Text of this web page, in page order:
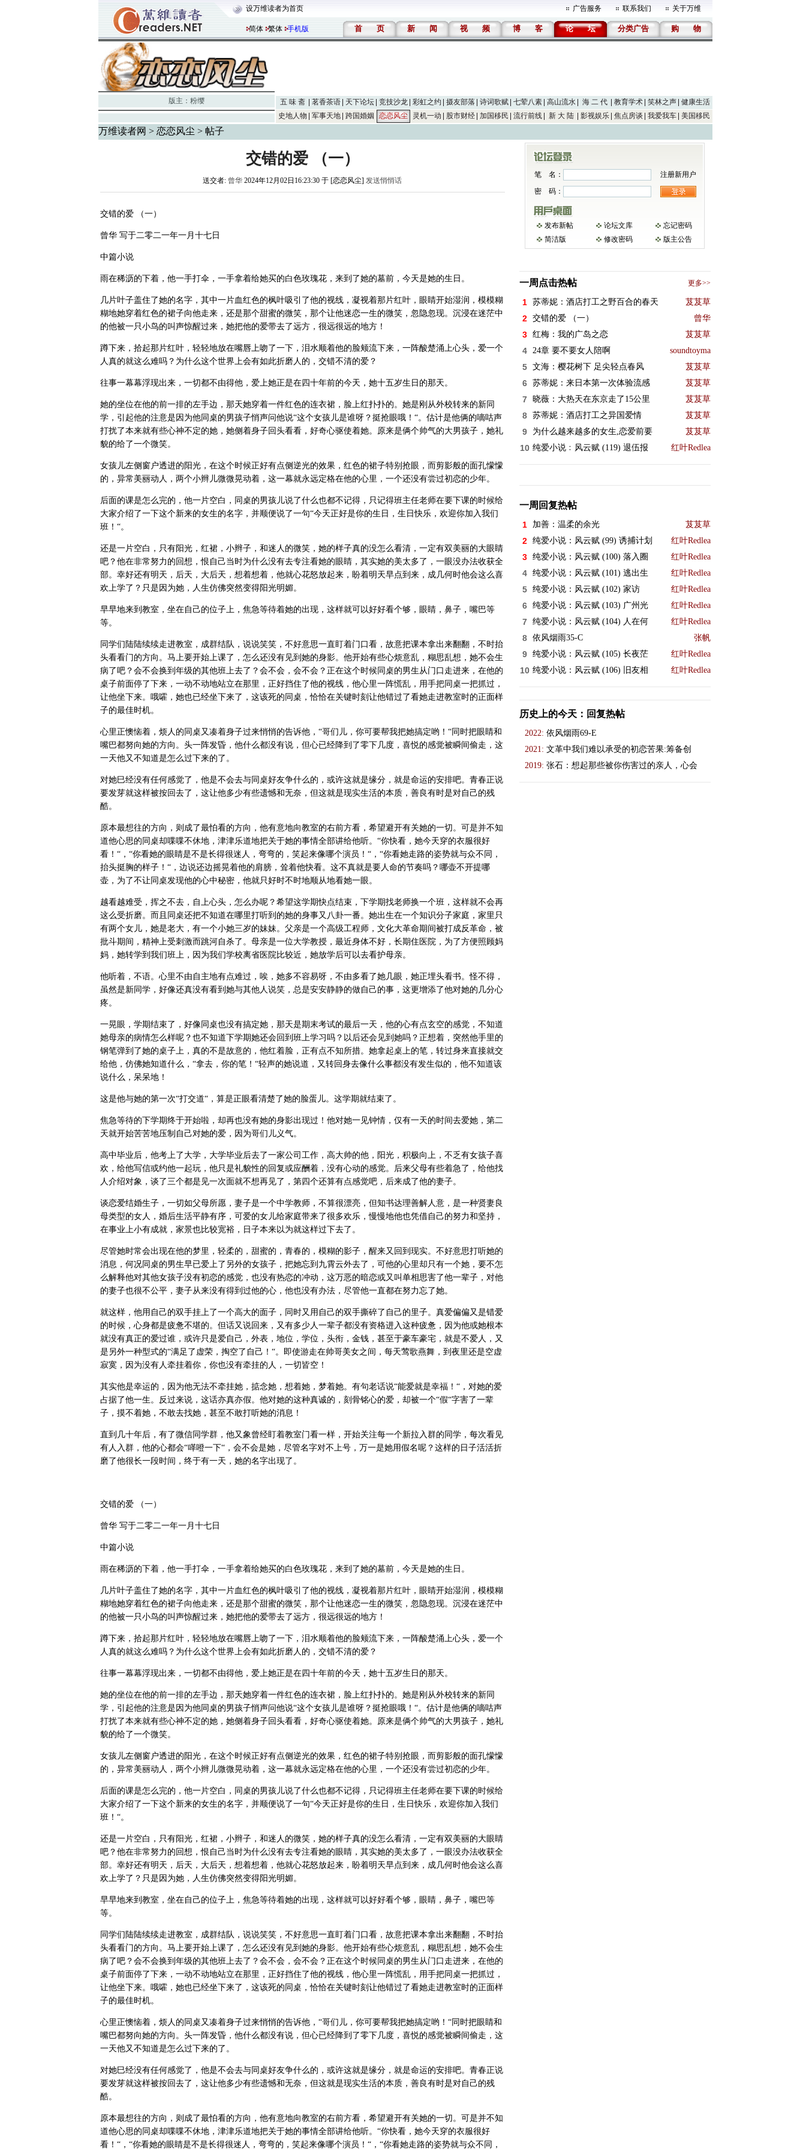
设万维读者为首页 广告服务 联系我们 关于万维
简体 繁体 手机版 首 页 新 闻 视 频 博 客 论 坛 分类广告 购 物
版主： 粉缨 五 味 斋 茗香茶语 天下论坛 竞技沙龙 彩虹之约 摄友部落 诗词歌赋 七荤八素 高山流水 海 二 代 教育学术 笑林之声
健康生活
史地人物
军事天地 跨国婚姻 恋恋风尘 灵机一动 股市财经 加国移民 流行前线 新 大 陆 影视娱乐 焦点房谈 我爱我车 美国移民
万维读者网 > 恋恋风尘 > 帖子
交错的爱 （一）
送交者: 曾华 2024年12月02日16:23:30 于 [恋恋风尘] 发送悄悄话
交错的爱 （一）
曾华 写于二零二一年一月十七日
中篇小说
雨在稀沥的下着，他一手打伞，一手拿着给她买的白色玫瑰花，来到了她的墓前，今天是她的生日。
几片叶子盖住了她的名字，其中一片血红色的枫叶吸引了他的视线，凝视着那片红叶，眼睛开始湿润，模模糊
糊地她穿着红色的裙子向他走来，还是那个甜蜜的微笑，那个让他迷恋一生的微笑，忽隐忽现。沉浸在迷茫中
的他被一只小鸟的叫声惊醒过来，她把他的爱带去了远方，很远很远的地方！
蹲下来，拾起那片红叶，轻轻地放在嘴唇上吻了一下，泪水顺着他的脸颊流下来，一阵酸楚涌上心头，爱一个
人真的就这么难吗？为什么这个世界上会有如此折磨人的，交错不清的爱？
往事一幕幕浮现出来，一切都不由得他，爱上她正是在四十年前的今天，她十五岁生日的那天。
她的坐位在他的前一排的左手边，那天她穿着一件红色的连衣裙，脸上红扑扑的。她是刚从外校转来的新同
学，引起他的注意是因为他同桌的男孩子悄声问他说“这个女孩儿是谁呀？挺抢眼哦！“。估计是他俩的嘀咕声
打扰了本来就有些心神不定的她，她侧着身子回头看看，好奇心驱使着她。原来是俩个帅气的大男孩子，她礼
貌的给了一个微笑。
女孩儿左侧窗户透进的阳光，在这个时候正好有点侧逆光的效果，红色的裙子特别抢眼，而剪影般的面孔懞懞
的，异常美丽动人，两个小辫儿微微晃动着，这一幕就永远定格在他的心里，一个还没有尝过初恋的少年。
后面的课是怎么完的，他一片空白，同桌的男孩儿说了什么也都不记得，只记得班主任老师在要下课的时候给
大家介绍了一下这个新来的女生的名字，并顺便说了一句“今天正好是你的生日，生日快乐，欢迎你加入我们
班！“。
还是一片空白，只有阳光，红裙，小辫子，和迷人的微笑，她的样子真的没怎么看清，一定有双美丽的大眼睛
吧？他在非常努力的回想，恨自己当时为什么没有去专注看她的眼睛，其实她的美太多了，一眼没办法收获全
部。幸好还有明天，后天，大后天，想着想着，他就心花怒放起来，盼着明天早点到来，成几何时他会这么喜
欢上学了？只是因为她，人生仿佛突然变得阳光明媚。
早早地来到教室，坐在自己的位子上，焦急等待着她的出现，这样就可以好好看个够，眼睛，鼻子，嘴巴等
等。
同学们陆陆续续走进教室，成群结队，说说笑笑，不好意思一直盯着门口看，故意把课本拿出来翻翻，不时抬
头看看门的方向。马上要开始上课了，怎么还没有见到她的身影。他开始有些心烦意乱，糊思乱想，她不会生
病了吧？会不会换到年级的其他班上去了？会不会，会不会？正在这个时候同桌的男生从门口走进来，在他的
桌子前面停了下来，一动不动地站立在那里，正好挡住了他的视线，他心里一阵慌乱，用手把同桌一把抓过，
让他坐下来。哦嚯，她也已经坐下来了，这该死的同桌，恰恰在关键时刻让他错过了看她走进教室时的正面样
子的最佳时机。
心里正懊恼着，烦人的同桌又凑着身子过来悄悄的告诉他，“哥们儿，你可要帮我把她搞定哟！“同时把眼睛和
嘴巴都努向她的方向。头一阵发昏，他什么都没有说，但心已经降到了零下几度，喜悦的感觉被瞬间偷走，这
一天他又不知道是怎么过下来的了。
对她巳经没有任何感觉了，他是不会去与同桌好友争什么的，或许这就是缘分，就是命运的安排吧。青春正说
要发芽就这样被按回去了，这让他多少有些遗憾和无奈，但这就是现实生活的本质，善良有时是对自己的残
酷。
原本最想往的方向，则成了最怕看的方向，他有意地向教室的右前方看，希望避开有关她的一切。可是并不知
道他心思的同桌却喋喋不休地，津津乐道地把关于她的事情全部讲给他听。“你快看，她今天穿的衣服很好
看！“，“你看她的眼睛是不是长得很迷人，弯弯的，笑起来像哪个演员！“，“你看她走路的姿势就与众不同，
抬头挺胸的样子！“，边说还边摇晃着他的肩膀，耸着他快看。这不真就是要人命的节奏吗？哪壶不开提哪
壶，为了不让同桌发现他的心中秘密，他就只好时不时地顺从地看她一眼。
越看越难受，挥之不去，自上心头，怎么办呢？希望这学期快点结束，下学期找老师换一个班，这样就不会再
这么受折磨。而且同桌还把不知道在哪里打听到的她的身事又八卦一番。她出生在一个知识分子家庭，家里只
有两个女儿，她是老大，有一个小她三岁的妹妹。父亲是一个高级工程师，文化大革命期间被打成反革命，被
批斗期间，精神上受刺激而跳河自杀了。母亲是一位大学教授，最近身体不好，长期住医院，为了方便照顾妈
妈，她转学到我们班上，因为我们学校离省医院比较近，她放学后可以去看护母亲。
他听着，不语。心里不由自主地有点难过，唉，她多不容易呀，不由多看了她几眼，她正埋头看书。怪不得，
虽然是新同学，好像还真没有看到她与其他人说笑，总是安安静静的做自己的事，这更增添了他对她的几分心
疼。
一晃眼，学期结束了，好像同桌也没有搞定她，那天是期末考试的最后一天，他的心有点玄空的感觉，不知道
她母亲的病情怎么样呢？也不知道下学期她还会回到班上学习吗？以后还会见到她吗？正想着，突然他手里的
钢笔弹到了她的桌子上，真的不是故意的，他红着脸，正有点不知所措。她拿起桌上的笔，转过身来直接就交
给他，仿佛她知道什么，“拿去，你的笔！“轻声的她说道，又转回身去像什么事都没有发生似的，他不知道该
说什么，呆呆地！
这是他与她的第一次“打交道“，算是正眼看清楚了她的脸蛋儿。这学期就结束了。
焦急等待的下学期终于开始啦，却再也没有她的身影出现过！他对她一见钟情，仅有一天的时间去爱她，第二
天就开始苦苦地压制自己对她的爱，因为哥们儿义气。
高中毕业后，他考上了大学，大学毕业后去了一家公司工作，高大帅的他，阳光，积极向上，不乏有女孩子喜
欢，给他写信或约他一起玩，他只是礼貌性的回复或应酬着，没有心动的感觉。后来父母有些着急了，给他找
人介绍对象，谈了三个都是见一次面就不想再见了，第四个还算有点感觉吧，后来成了他的妻子。
谈恋爱结婚生子，一切如父母所愿，妻子是一个中学教师，不算很漂亮，但知书达理善解人意，是一种贤妻良
母类型的女人，婚后生活平静有序，可爱的女儿给家庭带来了很多欢乐，慢慢地他也凭借自己的努力和坚持，
在事业上小有成就，家景也比较宽裕，日子本来以为就这样过下去了。
尽管她时常会出现在他的梦里，轻柔的，甜蜜的，青春的，模糊的影子，醒来又回到现实。不好意思打听她的
消息，何况同桌的男生早已爱上了另外的女孩子，把她忘到九霄云外去了，可他的心里却只有一个她，要不怎
么解释他对其他女孩子没有初恋的感觉，也没有热恋的冲动，这万恶的暗恋或又叫单相思害了他一辈子，对他
的妻子也很不公平，妻子从来没有得到过他的心，他也没有办法，尽管他一直都在努力忘了她。
就这样，他用自己的双手挂上了一个高大的面子，同时又用自己的双手撕碎了自己的里子。真爱偏偏又是错爱
的时候，心身都是疲惫不堪的。但话又说回来，又有多少人一辈子都没有资格进入这种疲惫，因为他或她根本
就没有真正的爱过谁，或许只是爱自己，外表，地位，学位，头衔，金钱，甚至于豪车豪宅，就是不爱人，又
是另外一种型式的“满足了虚荣，掏空了自己！“。即使游走在帅哥美女之间，每天莺歌燕舞，到夜里还是空虚
寂寞，因为没有人牵挂着你，你也没有牵挂的人，一切皆空！
其实他是幸运的，因为他无法不牵挂她，掂念她，想着她，梦着她。有句老话说“能爱就是幸福！“，对她的爱
占据了他一生。反过来说，这话亦真亦假。他对她的这种真诚的，刻骨铭心的爱，却被一个“假“字害了一辈
子，摸不着她，不敢去找她，甚至不敢打听她的消息！
直到几十年后，有了微信同学群，他又象曾经盯着教室门看一样，开始关注每一个新拉入群的同学，每次看见
有人入群，他的心都会“㗆噔一下“，会不会是她，尽管名字对不上号，万一是她用假名呢？这样的日子活活折
磨了他很长一段时间，终于有一天，她的名字出现了。
交错的爱 （一）
曾华 写于二零二一年一月十七日
中篇小说
雨在稀沥的下着，他一手打伞，一手拿着给她买的白色玫瑰花，来到了她的墓前，今天是她的生日。
几片叶子盖住了她的名字，其中一片血红色的枫叶吸引了他的视线，凝视着那片红叶，眼睛开始湿润，模模糊
糊地她穿着红色的裙子向他走来，还是那个甜蜜的微笑，那个让他迷恋一生的微笑，忽隐忽现。沉浸在迷茫中
的他被一只小鸟的叫声惊醒过来，她把他的爱带去了远方，很远很远的地方！
蹲下来，拾起那片红叶，轻轻地放在嘴唇上吻了一下，泪水顺着他的脸颊流下来，一阵酸楚涌上心头，爱一个
人真的就这么难吗？为什么这个世界上会有如此折磨人的，交错不清的爱？
往事一幕幕浮现出来，一切都不由得他，爱上她正是在四十年前的今天，她十五岁生日的那天。
她的坐位在他的前一排的左手边，那天她穿着一件红色的连衣裙，脸上红扑扑的。她是刚从外校转来的新同
学，引起他的注意是因为他同桌的男孩子悄声问他说“这个女孩儿是谁呀？挺抢眼哦！“。估计是他俩的嘀咕声
打扰了本来就有些心神不定的她，她侧着身子回头看看，好奇心驱使着她。原来是俩个帅气的大男孩子，她礼
貌的给了一个微笑。
女孩儿左侧窗户透进的阳光，在这个时候正好有点侧逆光的效果，红色的裙子特别抢眼，而剪影般的面孔懞懞
的，异常美丽动人，两个小辫儿微微晃动着，这一幕就永远定格在他的心里，一个还没有尝过初恋的少年。
后面的课是怎么完的，他一片空白，同桌的男孩儿说了什么也都不记得，只记得班主任老师在要下课的时候给
大家介绍了一下这个新来的女生的名字，并顺便说了一句“今天正好是你的生日，生日快乐，欢迎你加入我们
班！“。
还是一片空白，只有阳光，红裙，小辫子，和迷人的微笑，她的样子真的没怎么看清，一定有双美丽的大眼睛
吧？他在非常努力的回想，恨自己当时为什么没有去专注看她的眼睛，其实她的美太多了，一眼没办法收获全
部。幸好还有明天，后天，大后天，想着想着，他就心花怒放起来，盼着明天早点到来，成几何时他会这么喜
欢上学了？只是因为她，人生仿佛突然变得阳光明媚。
早早地来到教室，坐在自己的位子上，焦急等待着她的出现，这样就可以好好看个够，眼睛，鼻子，嘴巴等
等。
同学们陆陆续续走进教室，成群结队，说说笑笑，不好意思一直盯着门口看，故意把课本拿出来翻翻，不时抬
头看看门的方向。马上要开始上课了，怎么还没有见到她的身影。他开始有些心烦意乱，糊思乱想，她不会生
病了吧？会不会换到年级的其他班上去了？会不会，会不会？正在这个时候同桌的男生从门口走进来，在他的
桌子前面停了下来，一动不动地站立在那里，正好挡住了他的视线，他心里一阵慌乱，用手把同桌一把抓过，
让他坐下来。哦嚯，她也已经坐下来了，这该死的同桌，恰恰在关键时刻让他错过了看她走进教室时的正面样
子的最佳时机。
心里正懊恼着，烦人的同桌又凑着身子过来悄悄的告诉他，“哥们儿，你可要帮我把她搞定哟！“同时把眼睛和
嘴巴都努向她的方向。头一阵发昏，他什么都没有说，但心已经降到了零下几度，喜悦的感觉被瞬间偷走，这
一天他又不知道是怎么过下来的了。
对她巳经没有任何感觉了，他是不会去与同桌好友争什么的，或许这就是缘分，就是命运的安排吧。青春正说
要发芽就这样被按回去了，这让他多少有些遗憾和无奈，但这就是现实生活的本质，善良有时是对自己的残
酷。
原本最想往的方向，则成了最怕看的方向，他有意地向教室的右前方看，希望避开有关她的一切。可是并不知
道他心思的同桌却喋喋不休地，津津乐道地把关于她的事情全部讲给他听。“你快看，她今天穿的衣服很好
看！“，“你看她的眼睛是不是长得很迷人，弯弯的，笑起来像哪个演员！“，“你看她走路的姿势就与众不同，
笔 名：
注册新用户
密 码：
发布新帖 论坛文库
忘记密码
简洁版
修改密码 版主公告
一周点击热帖 更多>>
1 苏蒂妮：酒店打工之野百合的春天 芨芨草
2 交错的爱 （一） 曾华
3 红梅：我的广岛之恋 芨芨草
4 24章 要不要女人陪啊 soundtoyma
5 文海：樱花树下 足尖轻点春风 芨芨草
6 苏蒂妮：来日本第一次体验流感 芨芨草
7 晓薇：大热天在东京走了15公里 芨芨草
8 苏蒂妮：酒店打工之异国爱情 芨芨草
9 为什么越来越多的女生,恋爱前要 芨芨草
10 纯爱小说﹕风云赋 (119) 退伍报 红叶Redlea
一周回复热帖
1 加善：温柔的余光 芨芨草
2 纯爱小说：风云赋 (99) 诱捕计划 红叶Redlea
3 纯爱小说：风云赋 (100) 落入圈 红叶Redlea
4 纯爱小说：风云赋 (101) 逃出生 红叶Redlea
5 纯爱小说：风云赋 (102) 家访 红叶Redlea
6 纯爱小说：风云赋 (103) 广州光 红叶Redlea
7 纯爱小说：风云赋 (104) 人在何 红叶Redlea
8 依风烟雨35-C 张帆
9 纯爱小说：风云赋 (105) 长夜茫 红叶Redlea
10 纯爱小说：风云赋 (106) 旧友相 红叶Redlea
历史上的今天：回复热帖
2022: 依风烟雨69-E
2021: 文革中我们难以承受的初恋苦果:筹备创
2019: 张石：想起那些被你伤害过的亲人，心会